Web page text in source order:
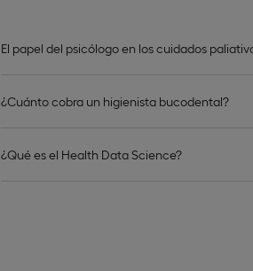
El papel del psicólogo en los cuidados
¿Cuánto cobra un higienista bucodental?
¿Qué es el Health Data Science?